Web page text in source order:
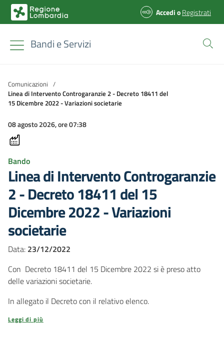
AccedioRegistrati
Bandi e Servizi
Comunicazioni /
Linea di Intervento Controgaranzie 2 - Decreto 18411 del
15 Dicembre 2022 - Variazioni societarie
08 agosto 2026, ore 07:38
Bando
Linea di Intervento Controgaranzie
2 - Decreto 18411 del 15
Dicembre 2022 - Variazioni
societarie
Data: 23/12/2022
Con Decreto 18411 del 15 Dicembre 2022 si è preso atto
delle variazioni societarie.
In allegato il Decreto con il relativo elenco.
Leggi di più